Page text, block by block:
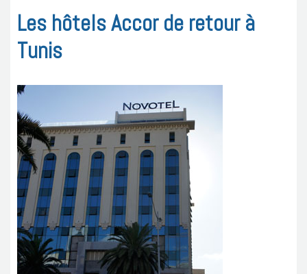
Les hôtels Accor de retour à
Tunis